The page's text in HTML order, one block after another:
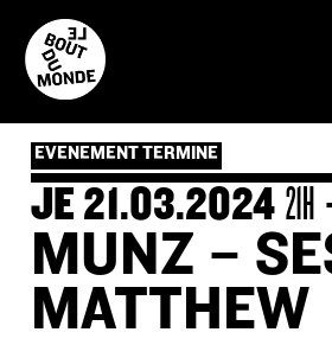
content
EVENEMENT TERMINE
JE 21.03.2024 21H
MUNZ –
MATTHEW